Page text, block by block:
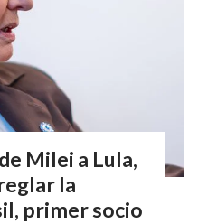
Milei a Lula,
la
primer socio